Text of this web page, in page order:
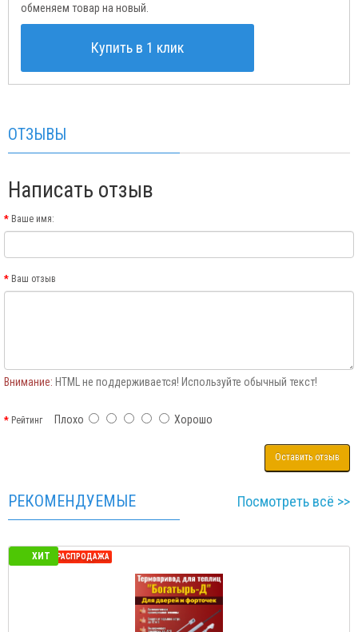
обменяем товар на новый.
Купить в 1 клик
ОТЗЫВЫ
Написать отзыв
Ваше имя:
Ваш отзыв
Внимание: HTML не поддерживается! Используйте обычный текст!
РейтингПлохо Хорошо
Оставить отзыв
РЕКОМЕНДУЕМЫЕ Посмотреть всё >>
ХИТ
СЕЗОННАЯ РАСПРОДАЖА